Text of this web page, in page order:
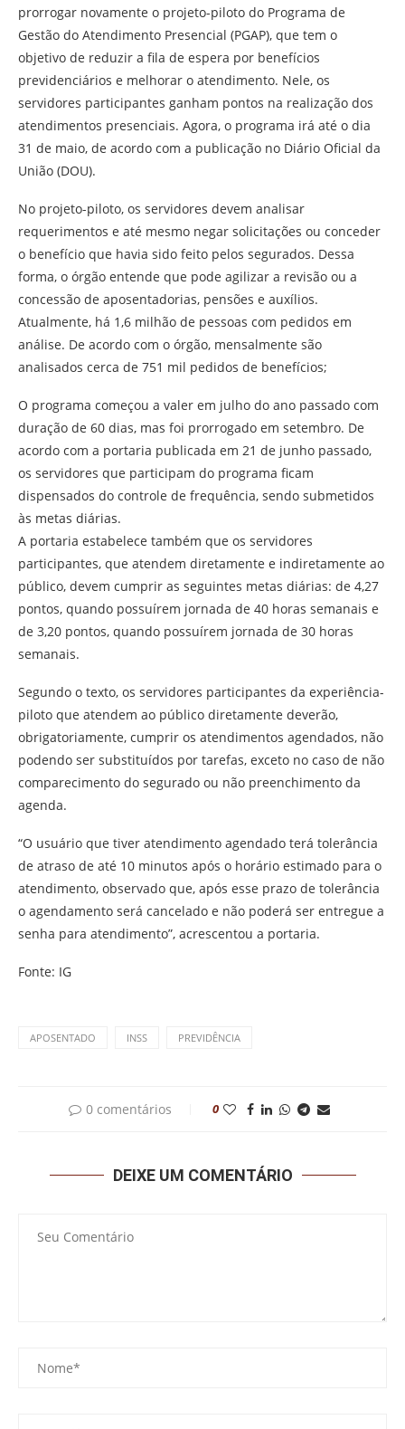
prorrogar novamente o projeto-piloto do Programa de
Gestão do Atendimento Presencial (PGAP), que tem o
objetivo de reduzir a fila de espera por benefícios
previdenciários e melhorar o atendimento. Nele, os
servidores participantes ganham pontos na realização dos
atendimentos presenciais. Agora, o programa irá até o dia
31 de maio, de acordo com a publicação no Diário Oficial da
União (DOU).
No projeto-piloto, os servidores devem analisar
requerimentos e até mesmo negar solicitações ou conceder
o benefício que havia sido feito pelos segurados. Dessa
forma, o órgão entende que pode agilizar a revisão ou a
concessão de aposentadorias, pensões e auxílios.
Atualmente, há 1,6 milhão de pessoas com pedidos em
análise. De acordo com o órgão, mensalmente são
analisados cerca de 751 mil pedidos de benefícios;
O programa começou a valer em julho do ano passado com
duração de 60 dias, mas foi prorrogado em setembro. De
acordo com a portaria publicada em 21 de junho passado,
os servidores que participam do programa ficam
dispensados do controle de frequência, sendo submetidos
às metas diárias.
A portaria estabelece também que os servidores
participantes, que atendem diretamente e indiretamente ao
público, devem cumprir as seguintes metas diárias: de 4,27
pontos, quando possuírem jornada de 40 horas semanais e
de 3,20 pontos, quando possuírem jornada de 30 horas
semanais.
Segundo o texto, os servidores participantes da experiência-
piloto que atendem ao público diretamente deverão,
obrigatoriamente, cumprir os atendimentos agendados, não
podendo ser substituídos por tarefas, exceto no caso de não
comparecimento do segurado ou não preenchimento da
agenda.
“O usuário que tiver atendimento agendado terá tolerância
de atraso de até 10 minutos após o horário estimado para o
atendimento, observado que, após esse prazo de tolerância
o agendamento será cancelado e não poderá ser entregue a
senha para atendimento”, acrescentou a portaria.
Fonte: IG
APOSENTADO INSS PREVIDÊNCIA
0 comentários 0
DEIXE UM COMENTÁRIO